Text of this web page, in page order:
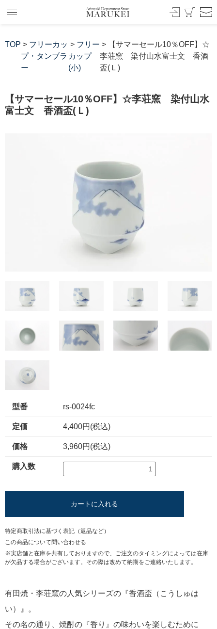
TOP > フリーカッ
プ・タンブラ
ー
> フリー
カップ
(小)
> 【サマーセール10％OFF】☆
李荘窯 染付山水富士文 香酒
盃(Ｌ)
【サマーセール10％OFF】☆李荘窯 染付山水
富士文 香酒盃(Ｌ)
型番 rs-0024fc
定価 4,400円(税込)
価格 3,960円(税込)
購入数
カートに入れる
特定商取引法に基づく表記（返品など）
この商品について問い合わせる
※実店舗と在庫を共有しておりますので、ご注文のタイミングによっては在庫
が欠品する場合がございます。その際は改めて納期をご連絡いたします。
有田焼・李荘窯の人気シリーズの『香酒盃（こうしゅは
い）』。
その名の通り、焼酎の『香り』の味わいを楽しむために